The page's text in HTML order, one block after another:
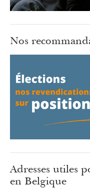
Nos
Adresses utiles
en Belgique